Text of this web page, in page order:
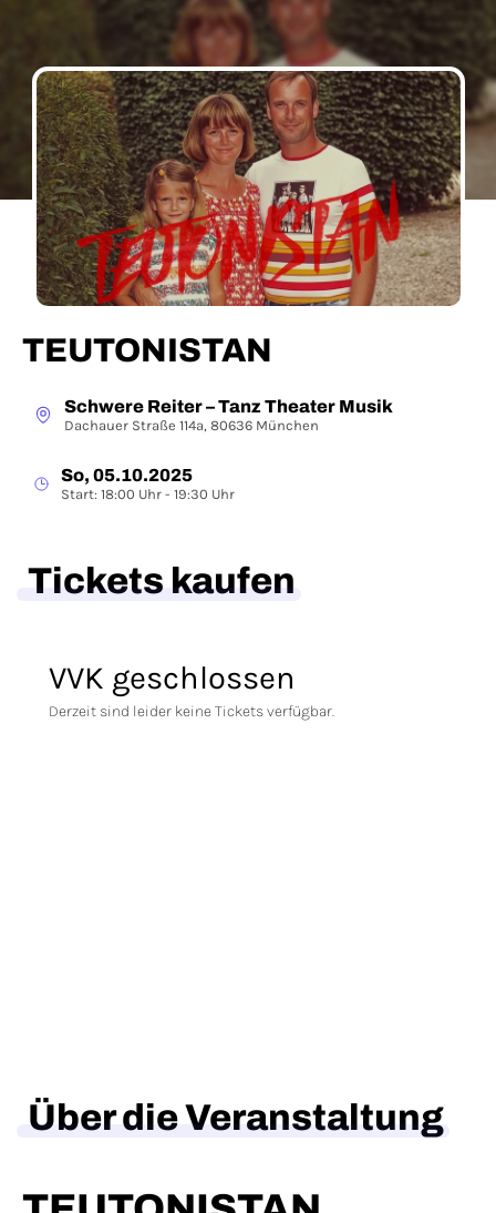
TEUTONISTAN
Schwere Reiter – Tanz Theater Musik
Dachauer Straße 114a, 80636 München
So, 05.10.2025
Start: 18:00 Uhr - 19:30 Uhr
Tickets kaufen
VVK geschlossen
Derzeit sind leider keine Tickets verfügbar.
Über die Veranstaltung